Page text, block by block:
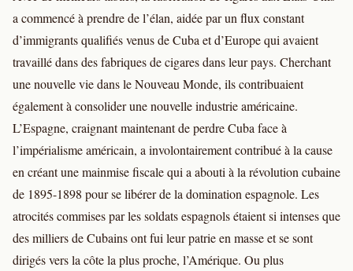
a commencé à prendre de l’élan, aidée par un flux constant
d’immigrants qualifiés venus de Cuba et d’Europe qui avaient
travaillé dans des fabriques de cigares dans leur pays. Cherchant
une nouvelle vie dans le Nouveau Monde, ils contribuaient
également à consolider une nouvelle industrie américaine.
L’Espagne, craignant maintenant de perdre Cuba face à
l’impérialisme américain, a involontairement contribué à la cause
en créant une mainmise fiscale qui a abouti à la révolution cubaine
de 1895-1898 pour se libérer de la domination espagnole. Les
atrocités commises par les soldats espagnols étaient si intenses que
des milliers de Cubains ont fui leur patrie en masse et se sont
dirigés vers la côte la plus proche, l’Amérique. Ou plus